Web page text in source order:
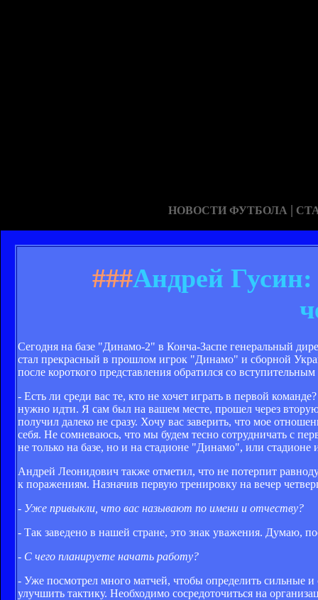
НОВОСТИ ФУТБОЛА |
###Андрей
Сегодня на базе "Динамо-2" в Конча-Заспе генеральный
стал прекрасный в прошлом игрок "Динамо" и сборной
после короткого представления обратился со
- Есть ли среди вас те, кто не хочет играть в первой
нужно идти. Я сам был на вашем месте, прошел через
получил далеко не сразу. Хочу вас заверить, что мое
себя. Не сомневаюсь, что мы будем тесно сотрудничать с
не только на базе, но и на стадионе "Динамо", или
Андрей Леонидович также отметил, что не потерпит
к поражениям. Назначив первую тренировку на вечер
- Уже привыкли, что вас называют по имени и отчеству?
- Так заведено в нашей стране, это знак уважения. Думаю,
- С чего планируете начать работу?
- Уже посмотрел много матчей, чтобы определить сильные
улучшить тактику. Необходимо сосредоточиться на